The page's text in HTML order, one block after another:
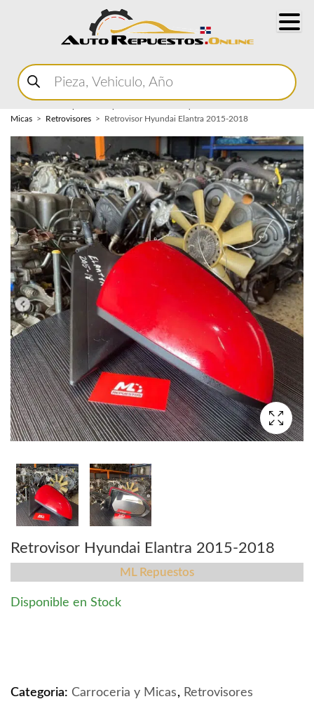
Buscar
productos
Micas
Retrovisores Retrovisor Hyundai Elantra 2015-2018
Retrovisor Hyundai Elantra 2015-2018
ML Repuestos
Disponible en Stock
Categoria: Carroceria y Micas, Retrovisores